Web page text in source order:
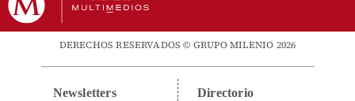
DERECHOS RESERVADOS © GRUPO MILENIO 2026
Newsletters Directorio